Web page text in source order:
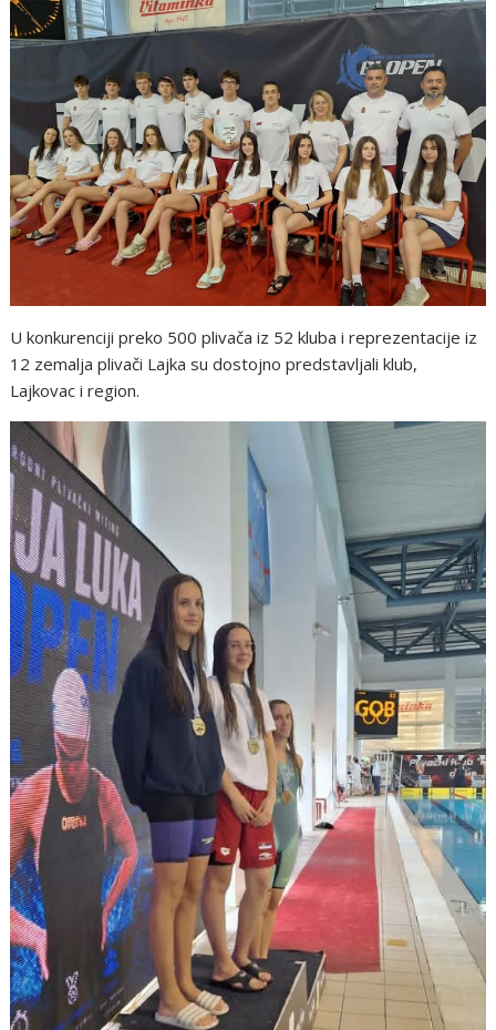
U konkurenciji preko 500 plivača iz 52 kluba i reprezentacije iz
12 zemalja plivači Lajka su dostojno predstavljali klub,
Lajkovac i region.